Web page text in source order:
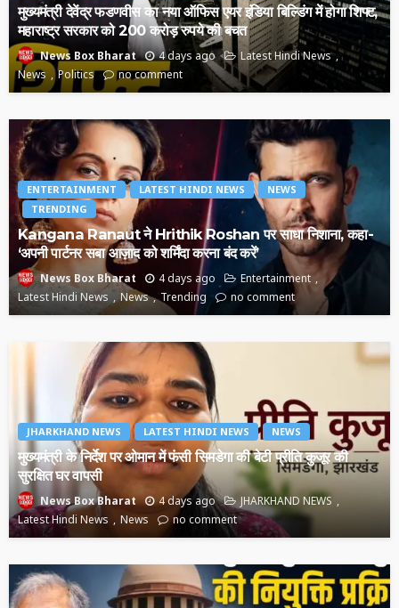
मुख्यमंत्री देवेंद्र फडणवीस का नया ऑफिस एयर इंडिया बिल्डिंग में होगा शिफ्ट,
महाराष्ट्र सरकार को 200 करोड़ रुपये की बचत
News Box Bharat 4 days ago
Latest Hindi News
News
Politics no comment
ENTERTAINMENT LATEST HINDI NEWS
NEWS
TRENDING
Kangana Ranaut ने Hrithik Roshan पर साधा निशाना, कहा-
‘अपनी पार्टनर सबा आज़ाद को शर्मिंदा करना बंद करें’
News Box Bharat 4 days ago
Entertainment
Latest Hindi News
News Trending no comment
JHARKHAND NEWS LATEST HINDI NEWS NEWS
मुख्यमंत्री के निर्देश पर ओमान में फंसी सिमडेगा की बेटी प्रीति कुजूर की
सुरक्षित घर वापसी
News Box Bharat 4 days ago
JHARKHAND NEWS
Latest Hindi News
News no comment